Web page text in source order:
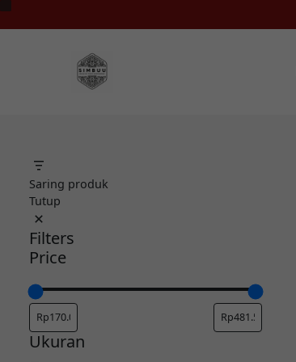
Saring produk
Tutup
Filters
Price
Ukuran